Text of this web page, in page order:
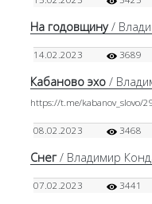
На годовщину/
14.02.2023 3689
Кабаново эхо /
https://t.me/kabanov_slovo/
08.02.2023 3468
Снег/ Владимир
07.02.2023 3441